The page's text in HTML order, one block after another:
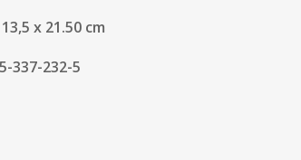
13,5 x 21.50 cm
337-232-5